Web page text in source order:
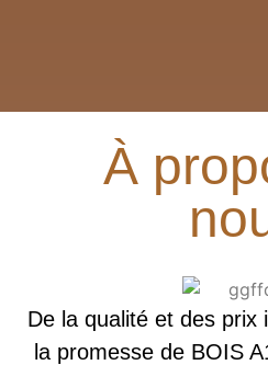
À
De la qualité et des prix
la promesse de BOIS